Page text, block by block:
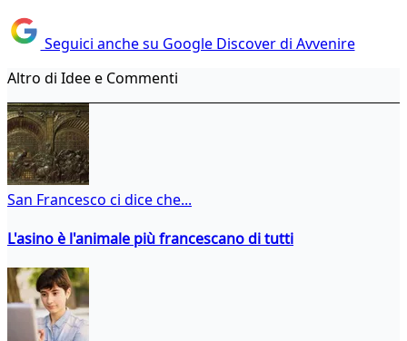
Seguici anche su Google Discover di Avvenire
Altro di Idee e Commenti
San Francesco ci dice che...
L'asino è l'animale più francescano di tutti